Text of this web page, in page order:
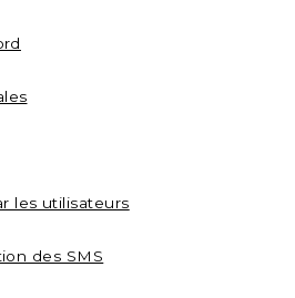
les utilisateurs
des SMS